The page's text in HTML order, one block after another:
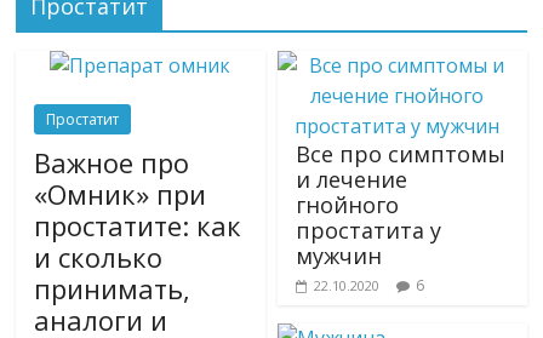
Простатит
Простатит
Важное про
«Омник» при
простатите: как
и сколько
принимать,
аналоги и
Все про симптомы
и лечение
гнойного
простатита у
мужчин
22.10.2020 6